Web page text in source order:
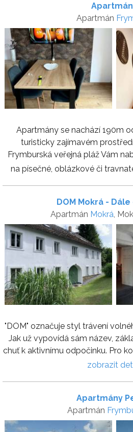
Apartmán
Apartmány se nachází 190m
turisticky zajímavém
Frymburská veřejná pláž Vám
na písečné, oblázkové či
DOM Mokrá -
Apartmán Mokrá,
"DOM" označuje styl trávení
Jak už vypovídá sám název,
chuť k aktivnímu odpočinku. Pro
zobrazit
Apartmány
Apartmán